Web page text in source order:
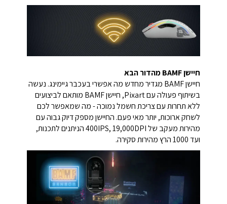
חיישן BAMF מהדור הבא
חיישן BAMF מגדיר מחדש מה אפשרי בעכבר גיימינג. נעשה
בשיתוף פעולה עם Pixart, חיישן BAMF מותאם לביצועים
ללא תחרות עם צריכת חשמל נמוכה - מה שמאפשר לכם
לשחק ארוכות, יותר מאי פעם. החיישן מספק דיוק גבוה עם
מהירות מעקב של 400IPS, 19,000DPI הניתנים לתכנות,
ועד 1000 הרץ מהירות סקירה.